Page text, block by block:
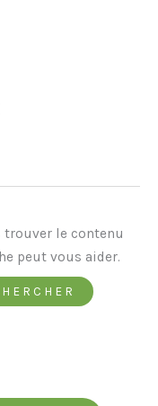
trouver le contenu
peut vous aider.